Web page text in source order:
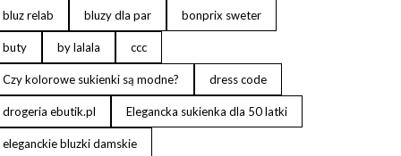
bluz relab bluzy dla par bonprix sweter
buty by lalala ccc
Czy kolorowe sukienki są modne? dress code
drogeria ebutik.pl Elegancka sukienka dla 50 latki
eleganckie bluzki damskie